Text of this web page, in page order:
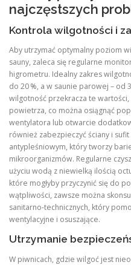
najczęstszych
Kontrola wilgotności i
Aby utrzymać optymalny poziom
sauny, zaleca się regularne
higrometru. Idealny zakres
do 20 %, a w saunie parowej – od
wilgotność przekracza te
powietrza, co można osiągnąć
wentylatora lub otwarcie
również zabezpieczyć ściany i
antypleśniowym, który tworzy
mikroorganizmów. Regularne
użyciu wodą z niewielką ilością
które mogłyby przyczynić się do
wątpliwości, zawsze można
sanitarno‑technicznych, który
wentylacyjne i osuszające.
Utrzymanie
W piwnicach, gdzie wilgoć jest